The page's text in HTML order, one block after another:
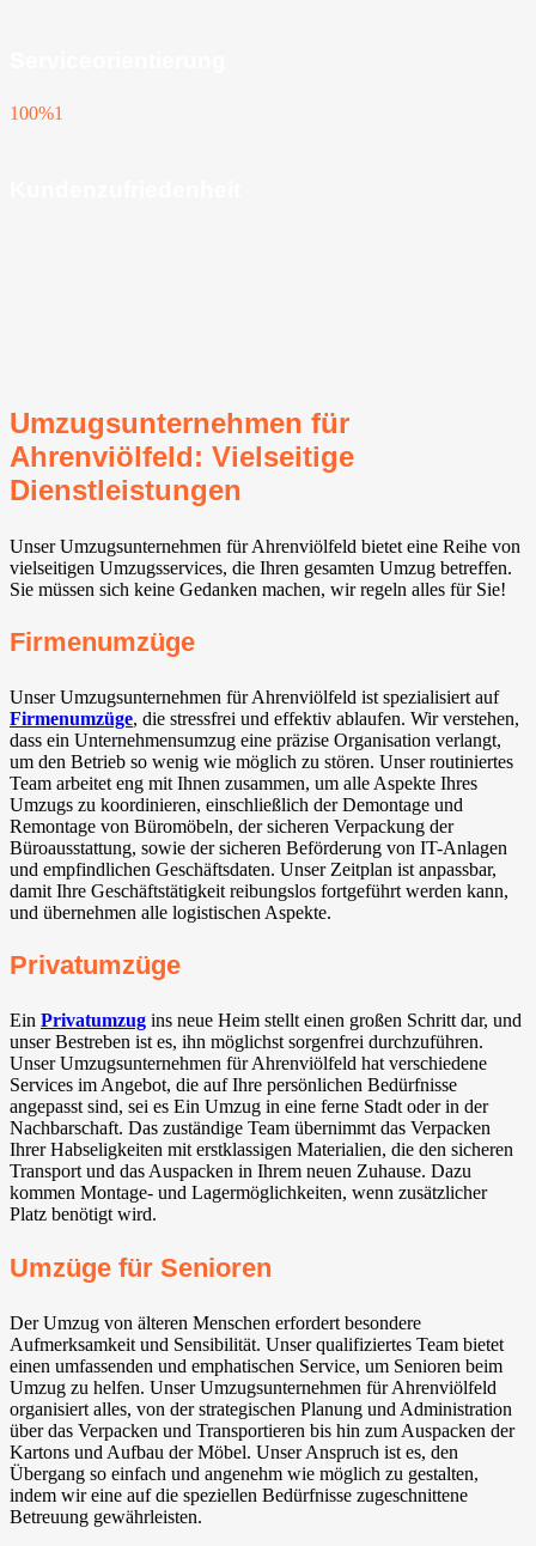
100%1
Umzugsunternehmen für
Ahrenviölfeld: Vielseitige
Dienstleistungen
Unser Umzugsunternehmen für Ahrenviölfeld bietet eine Reihe von
vielseitigen Umzugsservices, die Ihren gesamten Umzug betreffen.
Sie müssen sich keine Gedanken machen, wir regeln alles für Sie!
Firmenumzüge
Unser Umzugsunternehmen für Ahrenviölfeld ist spezialisiert auf
Firmenumzüge, die stressfrei und effektiv ablaufen. Wir verstehen,
dass ein Unternehmensumzug eine präzise Organisation verlangt,
um den Betrieb so wenig wie möglich zu stören. Unser routiniertes
Team arbeitet eng mit Ihnen zusammen, um alle Aspekte Ihres
Umzugs zu koordinieren, einschließlich der Demontage und
Remontage von Büromöbeln, der sicheren Verpackung der
Büroausstattung, sowie der sicheren Beförderung von IT-Anlagen
und empfindlichen Geschäftsdaten. Unser Zeitplan ist anpassbar,
damit Ihre Geschäftstätigkeit reibungslos fortgeführt werden kann,
und übernehmen alle logistischen Aspekte.
Privatumzüge
Ein Privatumzug ins neue Heim stellt einen großen Schritt dar, und
unser Bestreben ist es, ihn möglichst sorgenfrei durchzuführen.
Unser Umzugsunternehmen für Ahrenviölfeld hat verschiedene
Services im Angebot, die auf Ihre persönlichen Bedürfnisse
angepasst sind, sei es Ein Umzug in eine ferne Stadt oder in der
Nachbarschaft. Das zuständige Team übernimmt das Verpacken
Ihrer Habseligkeiten mit erstklassigen Materialien, die den sicheren
Transport und das Auspacken in Ihrem neuen Zuhause. Dazu
kommen Montage- und Lagermöglichkeiten, wenn zusätzlicher
Platz benötigt wird.
Umzüge für Senioren
Der Umzug von älteren Menschen erfordert besondere
Aufmerksamkeit und Sensibilität. Unser qualifiziertes Team bietet
einen umfassenden und emphatischen Service, um Senioren beim
Umzug zu helfen. Unser Umzugsunternehmen für Ahrenviölfeld
organisiert alles, von der strategischen Planung und Administration
über das Verpacken und Transportieren bis hin zum Auspacken der
Kartons und Aufbau der Möbel. Unser Anspruch ist es, den
Übergang so einfach und angenehm wie möglich zu gestalten,
indem wir eine auf die speziellen Bedürfnisse zugeschnittene
Betreuung gewährleisten.